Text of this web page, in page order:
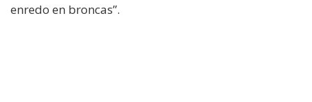
enredo en broncas”.